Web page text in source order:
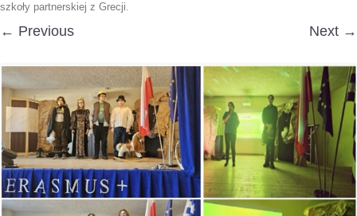
szkoły partnerskiej z Grecji.
← Previous Next →